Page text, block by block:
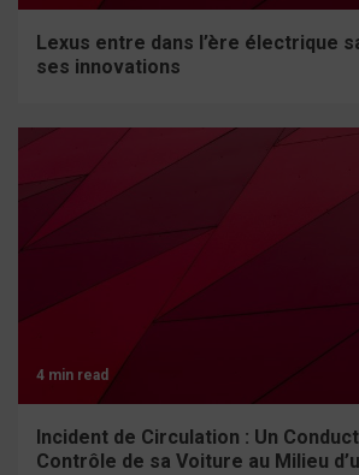
Lexus entre dans l’ère électrique
ses innovations
4 min read
Incident de Circulation : Un
Contrôle de sa Voiture au Milieu